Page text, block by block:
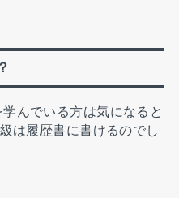
んでいる方は気になると
は履歴書に書けるのでし